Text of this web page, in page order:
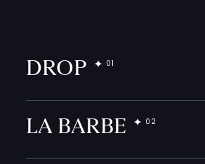
DROP
LA BARBE